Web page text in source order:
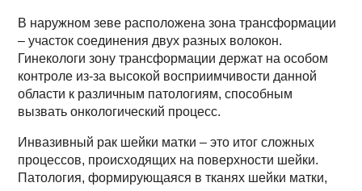
В наружном зеве расположена зона трансформации
– участок соединения двух разных волокон.
Гинекологи зону трансформации держат на особом
контроле из-за высокой восприимчивости данной
области к различным патологиям, способным
вызвать онкологический процесс.
Инвазивный рак шейки матки – это итог сложных
процессов, происходящих на поверхности шейки.
Патология, формирующаяся в тканях шейки матки,